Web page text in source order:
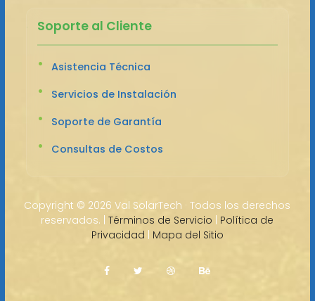
Soporte al Cliente
Asistencia Técnica
Servicios de Instalación
Soporte de Garantía
Consultas de Costos
Copyright © 2026 Val SolarTech · Todos los derechos
reservados. |Términos de Servicio | Política de
Privacidad | Mapa del Sitio